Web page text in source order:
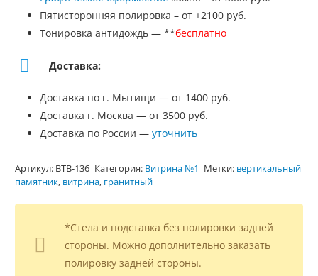
Пятисторонняя полировка – от +2100 руб.
Тонировка антидождь — **бесплатно
Доставка:
Доставка по г. Мытищи — от 1400 руб.
Доставка г. Москва — от 3500 руб.
Доставка по России — уточнить
Артикул: ВТВ-136 Категория: Витрина №1 Метки: вертикальный
памятник, витрина, гранитный
*Стела и подставка без полировки задней
стороны. Можно дополнительно заказать
полировку задней стороны.